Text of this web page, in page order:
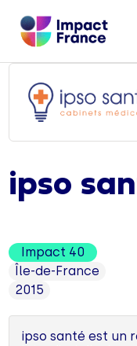
ipso
Impact 40
Île-de-France
2015
ipso santé est un